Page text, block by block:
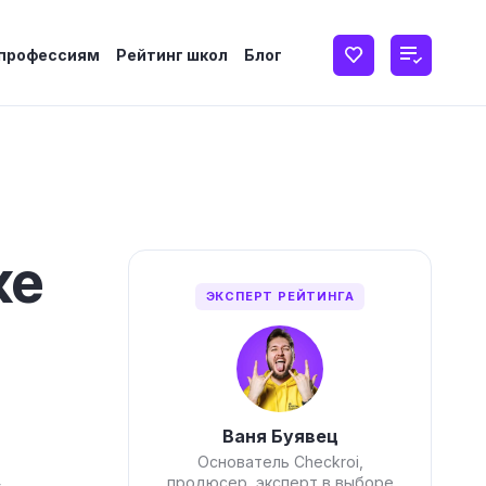
Рейтинг школ Блог
ЭКСПЕРТ РЕЙТИНГА
Ваня Буявец
Основатель Checkroi,
продюсер, эксперт в выборе